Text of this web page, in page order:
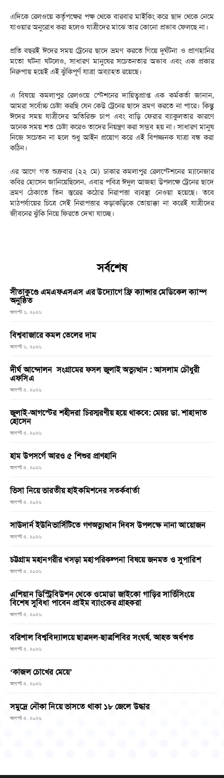
এদিকে রেলওয়ে কর্তৃপক্ষের পক্ষ থেকে বারবার মাইকিং করে ছাদ থেকে নেমে
যাওয়ার অনুরোধ করা হলেও যাত্রীদের মাঝে তার কোনো প্রভাব ফেলছে না।
প্রতি বছরই ঈদের সময় ট্রেনের ছাদে ভ্রমণ করতে গিয়ে দুর্ঘটনা ও প্রাণহানির
মতো ঘটনা ঘটলেও, সাধারণ মানুষের সচেতনতার অভাব এবং এক প্রকার
নিরুপায় হয়েই এই ঝুঁকিপূর্ণ যাত্রা অব্যাহত রয়েছে।
এ বিষয়ে কমলাপুর রেলওয়ে স্টেশনের দায়িত্বপ্রাপ্ত এক কর্মকর্তা জানান,
আমরা সর্বোচ্চ চেষ্টা করছি যেন কেউ ট্রেনের ছাদে ভ্রমণ করতে না পারে। কিন্তু
ঈদের সময় যাত্রীদের অতিরিক্ত চাপ এবং বাড়ি ফেরার ব্যাকুলতার কারণে
অনেক সময় শত চেষ্টা করেও তাদের নিয়ন্ত্রণ করা সম্ভব হয় না। সাধারণ মানুষ
নিজে সচেতন না হলে শুধু আইন প্রয়োগ করে এই বিপজ্জনক যাত্রা বন্ধ করা
কঠিন।
এর আগে গত শুক্রবার (২২ মে) ঢাকার কমলাপুর রেলস্টেশনের ম্যানেজার
কবির হোসেন জানিয়েছিলেন, এবার পবিত্র ঈদুল আজহা উপলক্ষে ট্রেনের ছাদে
ভ্রমণ ঠেকাতে তিন স্তরের কঠোর নিরাপত্তা ব্যবস্থা নেওয়া হয়েছে। তবে
মাঠপর্যায়ের চিত্রে সেই নিরাপত্তার কড়াকড়িকে তোয়াক্কা না করেই যাত্রীদের
জীবনের ঝুঁকি নিয়ে ফিরতে দেখা যাচ্ছে।
সর্বশেষ
সীতাকুণ্ডে এমএফএসএস এর উদ্যোগে ফ্রি ক্যান্সার মেডিকেল ক্যাম্প
অনুষ্ঠিত
আগস্ট ৬, ২০২৬
বিশ্ববাজারে কমল তেলের দাম
আগস্ট ৬, ২০২৬
দীর্ঘ আন্দোলন সংগ্রামের ফসল জুলাই অভ্যুত্থান : আসলাম চৌধুরী
এফসিএ
আগস্ট ৫, ২০২৬
জুলাই-আগস্টের শহীদরা চিরস্মরণীয় হয়ে থাকবে: মেয়র ডা. শাহাদাত
হোসেন
আগস্ট ৫, ২০২৬
হাম উপসর্গে আরও ৫ শিশুর প্রাণহানি
আগস্ট ৫, ২০২৬
ভিসা নিয়ে ভারতীয় হাইকমিশনের সতর্কবার্তা
আগস্ট ৫, ২০২৬
সাউদার্ন ইউনিভার্সিটিতে গণঅভ্যুত্থান দিবস উপলক্ষে নানা আয়োজন
আগস্ট ৫, ২০২৬
চট্টগ্রাম মহানগরীর খসড়া মহাপরিকল্পনা বিষয়ে জনমত ও সুপারিশ
আগস্ট ৫, ২০২৬
এশিয়ান ডিস্ট্রিবিউশন থেকে ওমোডা জাইকো গাড়ির সার্ভিসিংয়ে
বিশেষ সুবিধা পাবেন প্রাইম ব্যাংকের গ্রাহকরা
আগস্ট ৫, ২০২৬
বরিশাল বিশ্ববিদ্যালয়ে ছাত্রদল-ছাত্রশিবির সংঘর্ষ, আহত অর্ধশত
আগস্ট ৫, ২০২৬
‘কাজল চোখের মেয়ে’
আগস্ট ৫, ২০২৬
সমুদ্রে নৌকা নিয়ে ভাসতে থাকা ১৮ জেলে উদ্ধার
আগস্ট ৫, ২০২৬